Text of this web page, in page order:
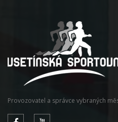
Provozovatel a správce vybraných